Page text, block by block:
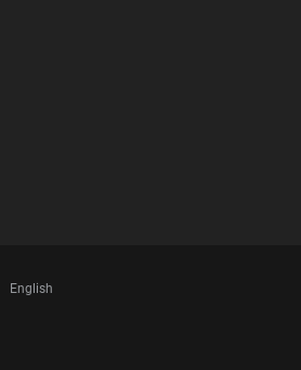
English